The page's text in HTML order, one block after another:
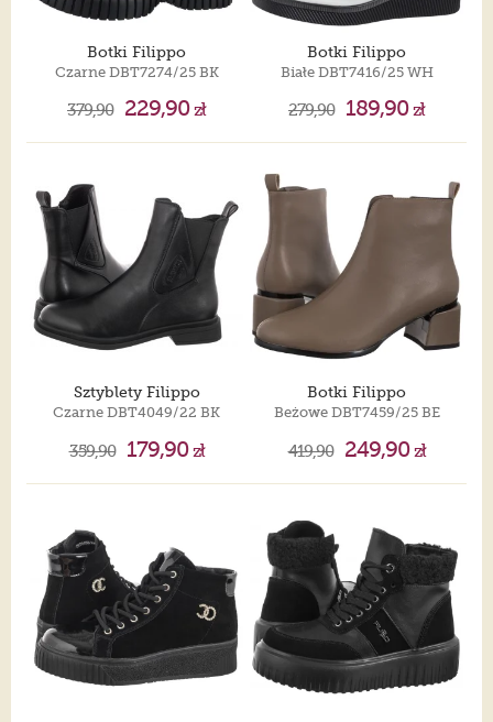
Botki Filippo
Czarne DBT7274/25 BK
379,90 229,90zł
Botki Filippo
Białe DBT7416/25 WH
279,90 189,90zł
Sztyblety Filippo
Czarne DBT4049/22 BK
359,90 179,90zł
Botki Filippo
Beżowe DBT7459/25 BE
419,90 249,90zł